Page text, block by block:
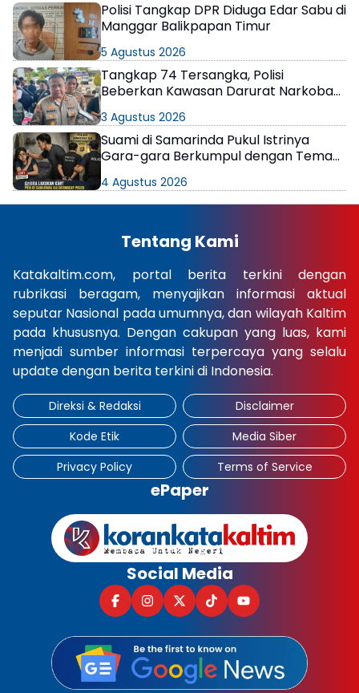
Polisi Tangkap DPR Diduga Edar Sabu di
Manggar Balikpapan Timur
5 Agustus 2026
Tangkap 74 Tersangka, Polisi
Beberkan Kawasan Darurat Narkoba
3 Agustus 2026
Suami di Samarinda Pukul Istrinya
Gara-gara Berkumpul dengan Teman
4 Agustus 2026
Tentang Kami
Katakaltim.com, portal berita terkini dengan
rubrikasi beragam, menyajikan informasi aktual
seputar Nasional pada umumnya, dan wilayah Kaltim
pada khususnya. Dengan cakupan yang luas, kami
menjadi sumber informasi terpercaya yang selalu
update dengan berita terkini di Indonesia.
Direksi & Redaksi
Disclaimer
Kode Etik
Media Siber
Privacy Policy
Terms of Service
ePaper
Social Media